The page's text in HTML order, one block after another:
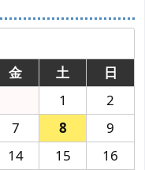
金 土
日
1
2
7 8
9
14 15
16